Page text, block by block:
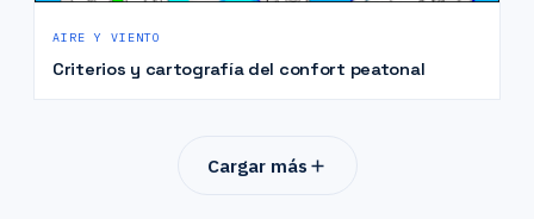
AIRE Y VIENTO
Criterios y cartografía del confort peatonal
Cargar más